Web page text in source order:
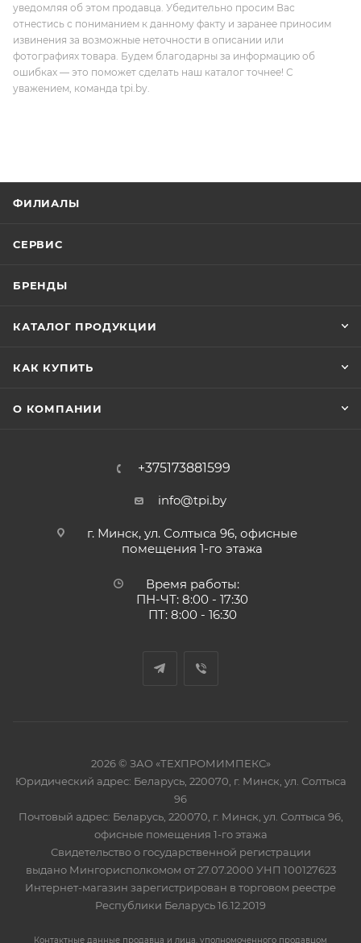
уведомляя об этом продавца. Убедительно просим Вас
отнестись с пониманием к данному факту и заранее приносим
извинения за возможные неточности в описании или
фотографиях товара. Будем благодарны за информацию об
ошибках — это поможет сделать наш каталог точнее! С
уважением, команда tpi.by.
ФИЛИАЛЫ
СЕРВИС
БРЕНДЫ
КАТАЛОГ ПРОДУКЦИИ
КАК КУПИТЬ
О КОМПАНИИ
+375173881599
info@tpi.by
г. Минск, ул. Солтыса 96, офисные
помещения 1-го этажа
Время работы:
ПН-ЧТ: 8:00 - 17:30
ПТ: 8:00 - 16:30
2026 © ЗАО «ТЕХПРОМИМПЕКС»
Юридический адрес: Беларусь, 220070, г. Минск, ул. Солтыса
96
Почтовый адрес: Беларусь, 220070, г. Минск, ул. Солтыса 96,
офисные помещения 1-го этажа
Свидетельство о государственной регистрации
выдано Мингорисполкомом от 27.07.2000 УНП 100127623
Интернет-магазин зарегистрирован в торговом реестре
Республики Беларусь 16.12.2019
Контактные данные продавца и лица, уполномоченного продавцом